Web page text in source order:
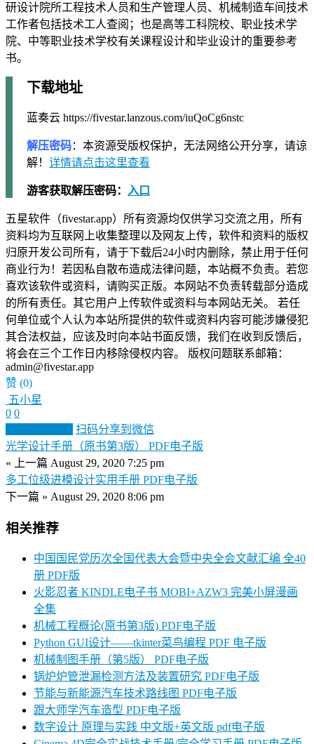
研设计院所工程技术人员和生产管理人员、机械制造车间技术
工作者包括技术工人查阅；也是高等工科院校、职业技术学
院、中等职业技术学校有关课程设计和毕业设计的重要参考
书。
下载地址
蓝奏云 https://fivestar.lanzous.com/iuQoCg6nstc
解压密码：本资源受版权保护，无法网络公开分享，请谅
解！ 详情请点击这里查看
游客获取解压密码： 入口
五星软件（fivestar.app）所有资源均仅供学习交流之用，所有
资料均为互联网上收集整理以及网友上传，软件和资料的版权
归原开发公司所有，请于下载后24小时内删除，禁止用于任何
商业行为！若因私自散布造成法律问题，本站概不负责。若您
喜欢该软件或资料，请购买正版。本网站不负责转载部分造成
的所有责任。其它用户上传软件或资料与本网站无关。 若任
何单位或个人认为本站所提供的软件或资料内容可能涉嫌侵犯
其合法权益，应该及时向本站书面反馈，我们在收到反馈后，
将会在三个工作日内移除侵权内容。 版权问题联系邮箱：
admin@fivestar.app
赞 (0)
五小星
0 0
扫码分享到微信
光学设计手册（原书第3版） PDF电子版
« 上一篇 August 29, 2020 7:25 pm
多工位级进模设计实用手册 PDF电子版
下一篇 » August 29, 2020 8:06 pm
相关推荐
中国国民党历次全国代表大会暨中央全会文献汇编 全40
册 PDF版
火影忍者 KINDLE电子书 MOBI+AZW3 完美小屏漫画
全集
机械工程概论(原书第3版) PDF电子版
Python GUI设计——tkinter菜鸟编程 PDF 电子版
机械制图手册（第5版） PDF电子版
锅炉炉管泄漏检测方法及装置研究 PDF电子版
节能与新能源汽车技术路线图 PDF电子版
跟大师学汽车造型 PDF电子版
数字设计 原理与实践 中文版+英文版 pdf电子版